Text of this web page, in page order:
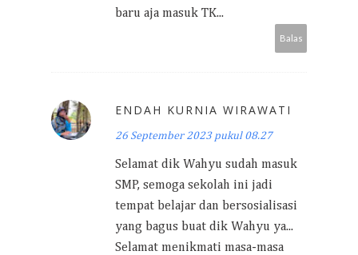
baru aja masuk TK...
Balas
ENDAH KURNIA WIRAWATI
26 September 2023 pukul 08.27
Selamat dik Wahyu sudah masuk
SMP, semoga sekolah ini jadi
tempat belajar dan bersosialisasi
yang bagus buat dik Wahyu ya...
Selamat menikmati masa-masa